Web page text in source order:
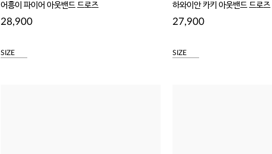
어흥이 파이어 아웃밴드 드로즈
28,900
SIZE
하와이안 카키 아웃밴드 드로즈
27,900
SIZE